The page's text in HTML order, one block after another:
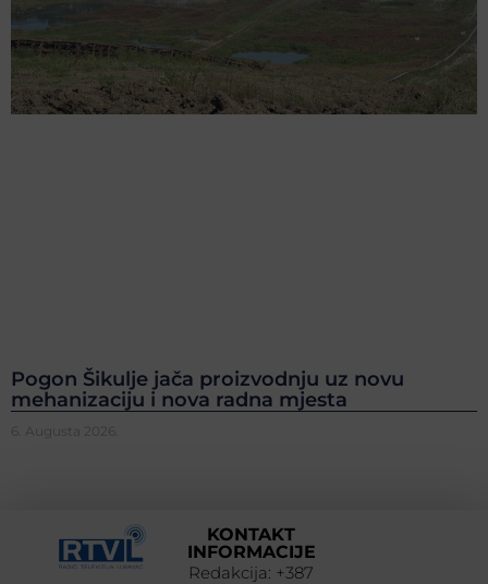
Pogon Šikulje jača proizvodnju uz novu
mehanizaciju i nova radna mjesta
6. Augusta 2026.
KONTAKT
INFORMACIJE
Redakcija: +387